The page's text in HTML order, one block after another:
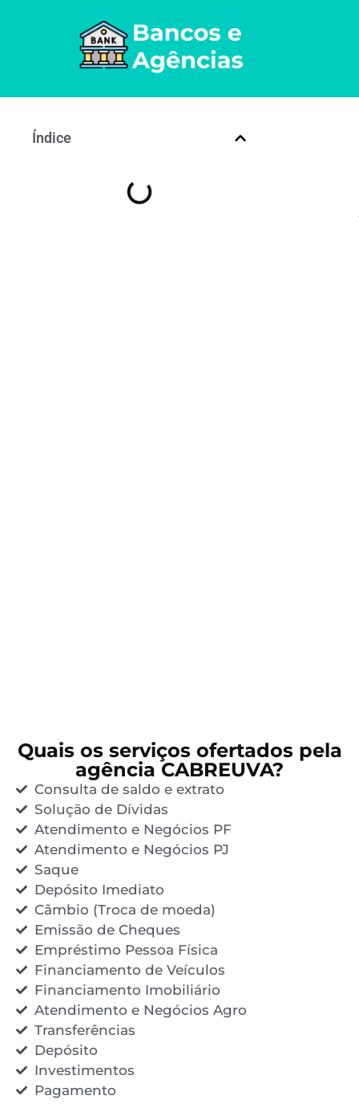
Índice
Quais os serviços ofertados pela
agência CABREUVA?
Consulta de saldo e extrato
Solução de Dívidas
Atendimento e Negócios PF
Atendimento e Negócios PJ
Saque
Depósito Imediato
Câmbio (Troca de moeda)
Emissão de Cheques
Empréstimo Pessoa Física
Financiamento de Veículos
Financiamento Imobiliário
Atendimento e Negócios Agro
Transferências
Depósito
Investimentos
Pagamento